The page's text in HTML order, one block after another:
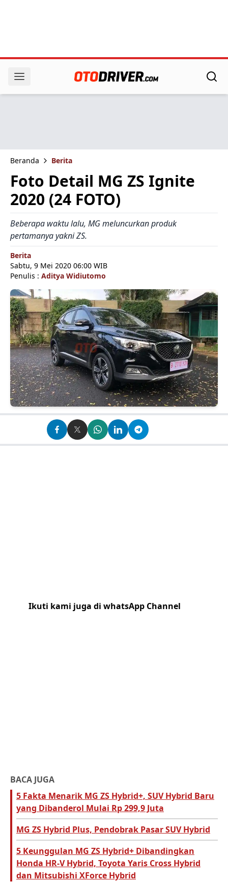
Beranda Berita
Foto Detail MG ZS Ignite
2020 (24 FOTO)
Beberapa waktu lalu, MG meluncurkan produk
pertamanya yakni ZS.
Berita
Sabtu, 9 Mei 2020 06:00 WIB
Penulis : Aditya Widiutomo
Ikuti kami juga di whatsApp Channel
BACA JUGA
5 Fakta Menarik MG ZS Hybrid+, SUV Hybrid Baru
yang Dibanderol Mulai Rp 299,9 Juta
MG ZS Hybrid Plus, Pendobrak Pasar SUV Hybrid
5 Keunggulan MG ZS Hybrid+ Dibandingkan
Honda HR-V Hybrid, Toyota Yaris Cross Hybrid
dan Mitsubishi XForce Hybrid